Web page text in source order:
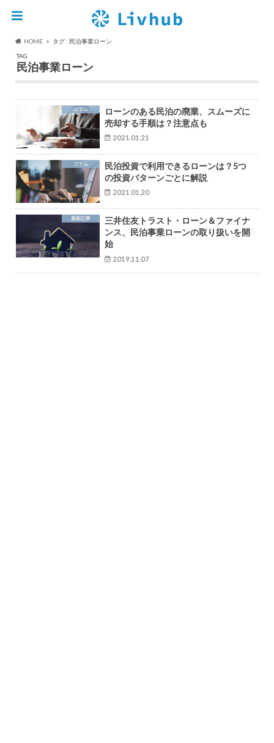
HOME
タグ : 民泊事業ローン
TAG
民泊事業ローン
コラム
ローンのある民泊の廃業、スムーズに
売却する手順は？注意点も
2021.01.21
コラム
民泊投資で利用できるローンは？5つ
の投資パターンごとに解説
2021.01.20
最新記事
三井住友トラスト・ローン＆ファイナ
ンス、民泊事業ローンの取り扱いを開
始
2019.11.07